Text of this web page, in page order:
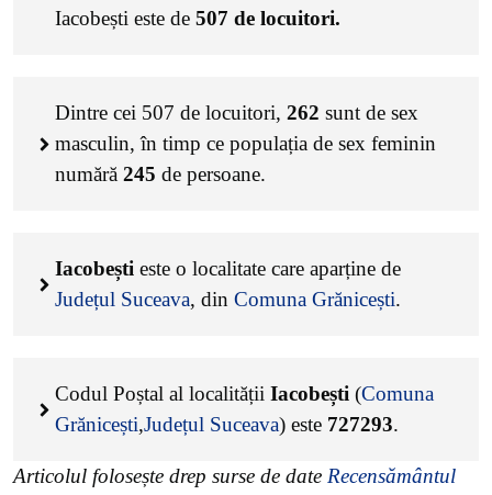
Iacobești este de 507 de locuitori.
Dintre cei 507 de locuitori, 262 sunt de sex
masculin, în timp ce populația de sex feminin
numără 245 de persoane.
Iacobești este o localitate care aparține de
Județul Suceava, din Comuna Grănicești.
Codul Poștal al localității Iacobești (Comuna
Grănicești,Județul Suceava) este 727293.
Articolul folosește drep surse de date Recensământul